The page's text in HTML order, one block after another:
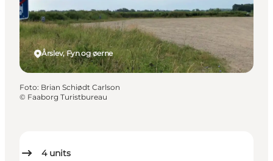
4 units
Årslev, Fyn og øerne
Foto: Brian Schiødt Carlson
© Faaborg Turistbureau